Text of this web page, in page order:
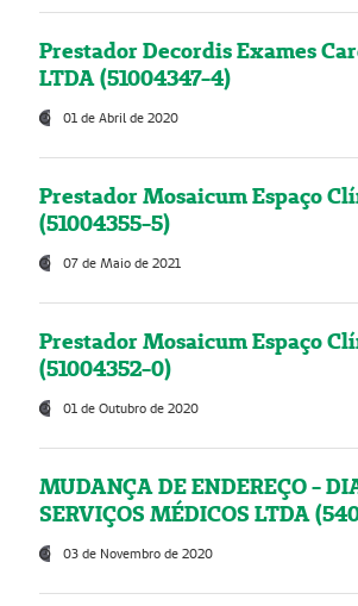
Prestador Decordis Exames
LTDA (51004347-4)
01 de Abril de 2020
Prestador Mosaicum Espaço
(51004355-5)
07 de Maio de 2021
Prestador Mosaicum Espaço
(51004352-0)
01 de Outubro de 2020
MUDANÇA DE ENDEREÇO -
SERVIÇOS MÉDICOS LTDA
03 de Novembro de 2020